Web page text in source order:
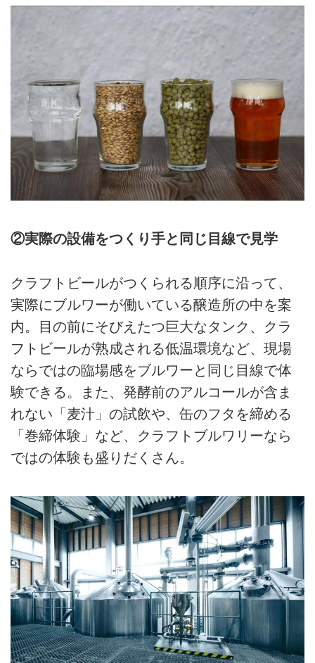
②実際の設備をつくり手と同じ目線で見学
クラフトビールがつくられる順序に沿って、
実際にブルワーが働いている醸造所の中を案
内。目の前にそびえたつ巨大なタンク、クラ
フトビールが熟成される低温環境など、現場
ならではの臨場感をブルワーと同じ目線で体
験できる。また、発酵前のアルコールが含ま
れない「麦汁」の試飲や、缶のフタを締める
「巻締体験」など、クラフトブルワリーなら
ではの体験も盛りだくさん。